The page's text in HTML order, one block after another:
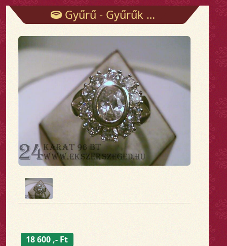
Gyűrű - Gyűrűk - Arany és ezüst ékszerek
18 600 ,- Ft